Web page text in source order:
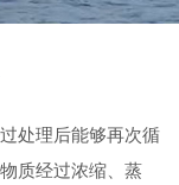
处理后能够再次循
质经过浓缩、蒸